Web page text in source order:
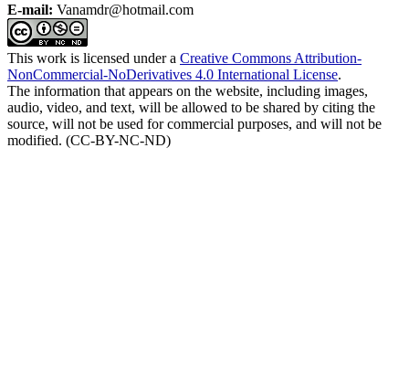
E-mail: Vanamdr@hotmail.com
This work is licensed under a Creative Commons Attribution-
NonCommercial-NoDerivatives 4.0 International License.
The information that appears on the website, including images,
audio, video, and text, will be allowed to be shared by citing the
source, will not be used for commercial purposes, and will not be
modified. (CC-BY-NC-ND)